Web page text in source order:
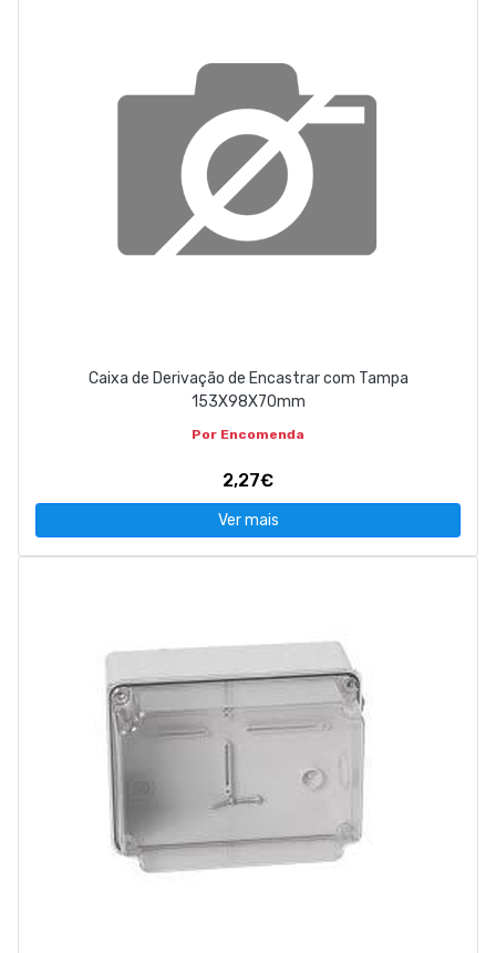
Caixa de Derivação de Encastrar com Tampa
153X98X70mm
Por Encomenda
2,27€
Ver mais